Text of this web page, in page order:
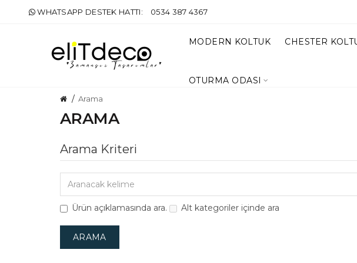
WHATSAPP DESTEK HATTI: 0534 387 4367
MODERN KOLTUK CHESTER
OTURMA ODASI
Arama
ARAMA
Arama Kriteri
Ürün açıklamasında ara. Alt kategoriler içinde ara